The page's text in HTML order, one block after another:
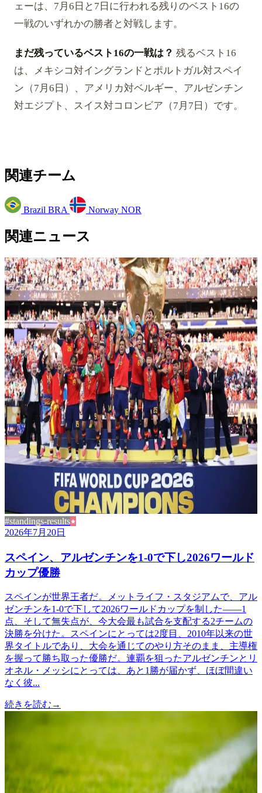
ェーは、7月6日と7日に行われる残りのベスト16の
一戦のいずれかの勝者と対戦します。
まだ残っているベスト16の一戦は？ 残るベスト16
は、メキシコ対イングランドとポルトガル対スペイ
ン（7月6日）、アメリカ対ベルギー、アルゼンチン
対エジプト、スイス対コロンビア（7月7日）です。
関連チーム
Brazil BRA Norway NOR
関連ニュース
#standings-results
2026年7月20日
スペイン、アルゼンチンを1-0で下し2026ワールド
カップ優勝
スペインが世界王者だ。メットライフ・スタジアムで、アル
ゼンチンを1-0で下して2026ワールドカップを制した——1
点、そして無失点が、今大会最も試合を支配する2チームの
決勝を分けた。スペインにとっては2度目、2010年以来の世
界タイトルであり、大会を通じてのやり方そのまま、主導権
を握って勝ち取った優勝だ。連覇を狙ったアルゼンチンとリ
オネル・メッシにとっては、あと1勝が届かず、ほぼ間違い
なく彼...
続きを読む →